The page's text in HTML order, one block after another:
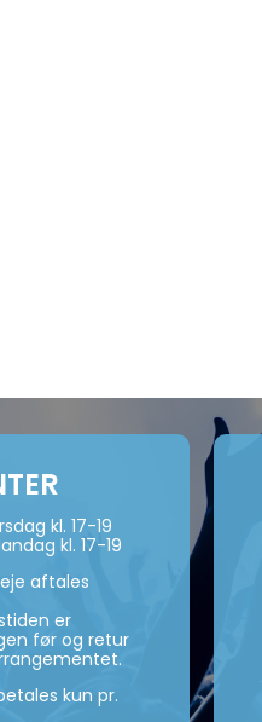
kl. 17-19
kl. 17-19
aftales
er
før og retur
kun pr.